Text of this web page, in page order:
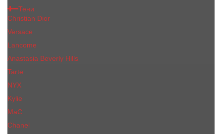
Тени
Christian Dior
Versace
Lancome
Anastasia Beverly Hills
Tarte
NYX
Kylie
MaC
Сhanеl